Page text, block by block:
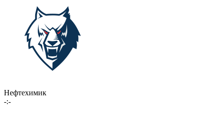
Нефтехимик
-:-